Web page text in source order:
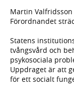
Martin
Förordnandet
Statens
tvångsvård och
psykosociala
Uppdraget är att
för ett socialt